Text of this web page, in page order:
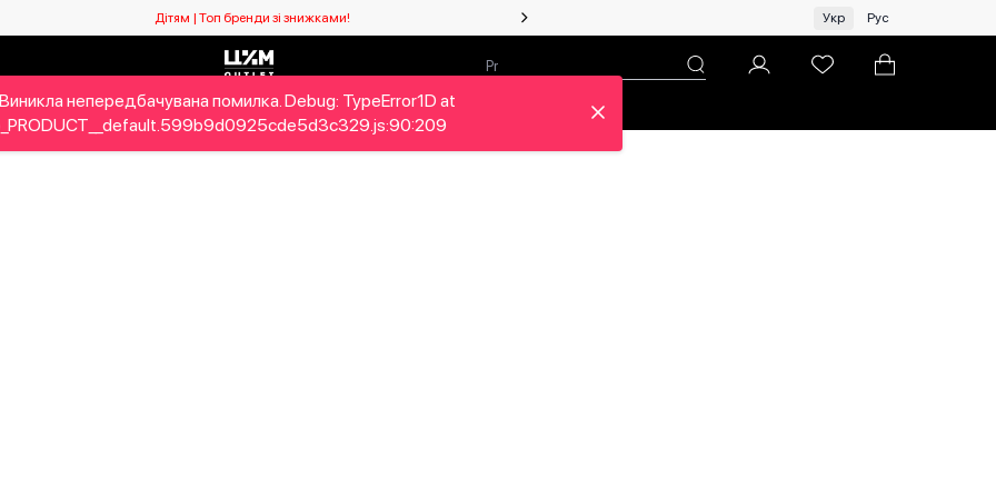
Дітям | Топ бренди зі знижками! Жінкам | Топ бренди зі знижками!
Укр Рус
Дітям Home&Gifts Бренди Новий сезон Про ЦУМ
непередбачувана помилка. Debug: TypeError1D at